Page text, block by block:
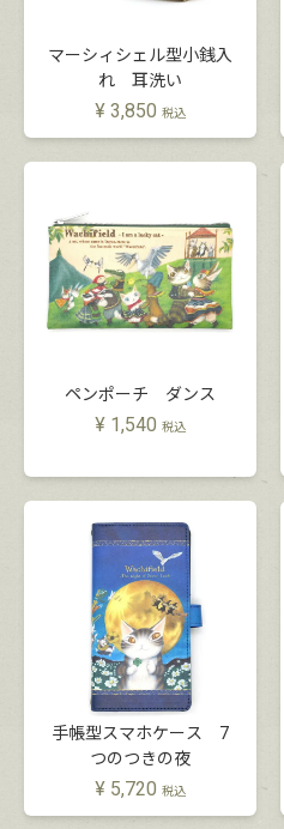
マーシィシェル型小銭入
れ 耳洗い
¥ 3,850 税込
ペンポーチ ダンス
¥ 1,540 税込
手帳型スマホケース 7
つのつきの夜
¥ 5,720 税込